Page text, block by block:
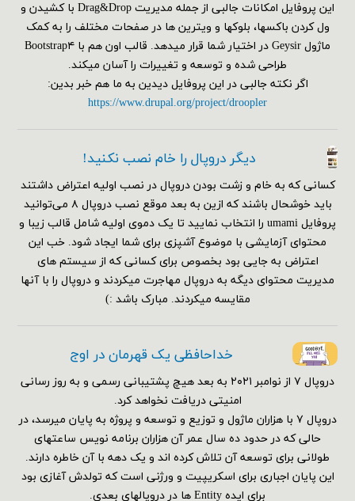
این پروفایل امکانات جالبی از جمله مدیریت Drag&Drop با کشیدن و
ول کردن باکسها، بلوکها و ویترین ها در صفحات مختلف را به کمک
ماژول Geysir در اختیار شما قرار میدهد. قالب اون هم با Bootstrap۴
طراحی شده و توسعه و تغییرات را آسان میکند.
اگر نکته جالبی در این پروفایل دیدین به ما هم خبر بدین:
https://www.drupal.org/project/droopler
دیگر دروپال را خام نصب نکنید!
کسانی که به خام و زشت بودن دروپال در نصب اولیه اعتراض داشتند
باید خوشحال باشند که ازین به بعد موقع نصب دروپال ۸ می‌توانید
پروفایل umami را انتخاب نمایید تا یک دموی اولیه شامل قالب زیبا و
محتوای آزمایشی با موضوع آشپزی برای شما ایجاد شود. خب این
اعتراض به جایی بود بخصوص برای کسانی که از سیستم های
مدیریت محتوای دیگه به دروپال مهاجرت میکردند و دروپال را با آنها
مقایسه میکردند. مبارک باشد :)
خداحافظی یک قهرمان در اوج
دروپال ۷ از نوامبر ۲۰۲۱ به بعد هیچ پشتیبانی رسمی و به روز رسانی
امنیتی دریافت نخواهد کرد.
دروپال ۷ با هزاران ماژول و توزیع و توسعه و پروژه به پایان میرسد، در
حالی که در حدود ده سال عمر آن هزاران برنامه نویس ساعتهای
طولانی برای توسعه آن تلاش کرده اند و یک دهه با آن خاطره دارند.
این پایان اجباری برای اسکریپیت و ورژنی است که تولدش آغازی بود
برای ایده Entity ها در دروپالهای بعدی.